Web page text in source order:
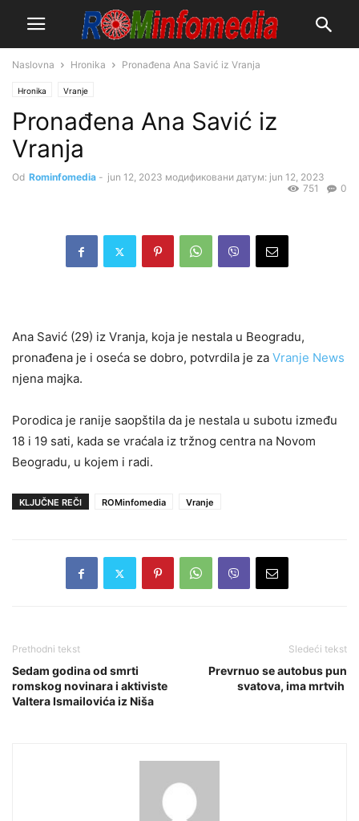
Naslovna Hronika Pronađena Ana Savić iz Vranja
Hronika Vranje
Pronađena Ana Savić iz
Vranja
Od Rominfomedia - jun 12, 2023 модификовани датум: jun 12, 2023
0
751
Ana Savić (29) iz Vranja, koja je nestala u Beogradu,
pronađena je i oseća se dobro, potvrdila je za Vranje News
njena majka.
Porodica je ranije saopštila da je nestala u subotu između
18 i 19 sati, kada se vraćala iz tržnog centra na Novom
Beogradu, u kojem i radi.
KLJUČNE REČI ROMinfomedia Vranje
Prethodni tekst
Sedam godina od smrti
romskog novinara i aktiviste
Valtera Ismailovića iz Niša
Sledeći tekst
Prevrnuo se autobus pun
svatova, ima mrtvih